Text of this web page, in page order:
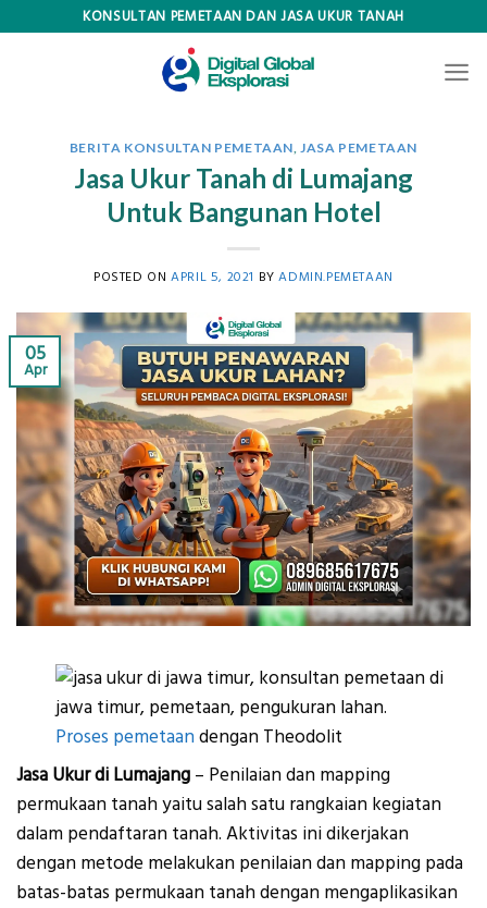
KONSULTAN PEMETAAN DAN JASA UKUR TANAH
BERITA KONSULTAN PEMETAAN,JASA PEMETAAN
Jasa Ukur Tanah di Lumajang
Untuk Bangunan Hotel
POSTED ONAPRIL 5, 2021 BYADMIN.PEMETAAN
05
Apr
Proses pemetaandengan Theodolit
Jasa Ukur di Lumajang – Penilaian dan mapping
permukaan tanah yaitu salah satu rangkaian kegiatan
dalam pendaftaran tanah. Aktivitas ini dikerjakan
dengan metode melakukan penilaian dan mapping pada
batas-batas permukaan tanah dengan mengaplikasikan